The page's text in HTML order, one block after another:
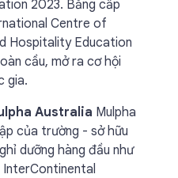
2023. Bằng cấp
Centre of
Hospitality Education
cầu, mở ra cơ hội
gia.
Australia Mulpha
của trường - sở hữu
dưỡng hàng đầu như
InterContinental